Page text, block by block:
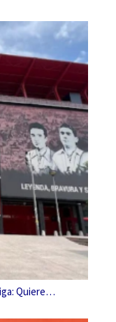
Quiere…